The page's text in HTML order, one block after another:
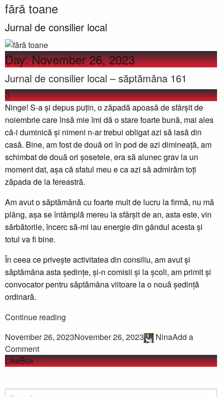
fără toane
Jurnal de consilier local
Day:November 26, 2023
Jurnal de consilier local – săptămâna 161
Ninge! S-a și depus puțin, o zăpadă apoasă de sfârșit de
noiembrie care însă mie îmi dă o stare foarte bună, mai ales
că-i duminică și nimeni n-ar trebui obligat azi să iasă din
casă. Bine, am fost de două ori în pod de azi dimineață, am
schimbat de două ori șosetele, era să alunec grav la un
moment dat, așa că sfatul meu e ca azi să admirăm toți
zăpada de la fereastră.
Am avut o săptămână cu foarte mult de lucru la firmă, nu mă
plâng, așa se întâmplă mereu la sfârșit de an, asta este, vin
sărbătorile, încerc să-mi iau energie din gândul acesta și
totul va fi bine.
În ceea ce privește activitatea din consiliu, am avut și
săptămâna asta ședințe, și-n comisii și la școli, am primit și
convocator pentru săptămâna viitoare la o nouă ședință
ordinară.
Continue reading
consilier
local
–
161
November 26, 2023November 26, 2023 NinaAdd a
Comment
LikeBox